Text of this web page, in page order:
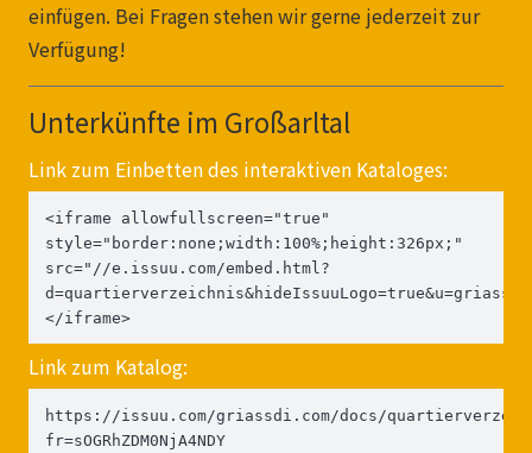
einfügen. Bei Fragen stehen wir gerne jederzeit zur
Verfügung!
Unterkünfte im Großarltal
Link zum Einbetten des interaktiven Kataloges:
<iframe allowfullscreen="true"
style="border:none;width:100%;height:326px;"
src="//e.issuu.com/embed.html?
</iframe>
Link zum Katalog:
https://issuu.com/griassdi.com/docs/
fr=sOGRhZDM0NjA4NDY